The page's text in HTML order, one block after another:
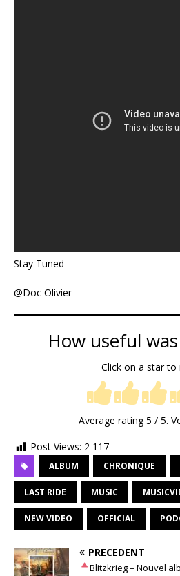
Stay Tuned
@Doc Olivier
How useful
Click on a star to
Average rating5 / 5.
Post Views: 2 117
ALBUM CHRONIQUE
LAST RIDE MUSIC
NEW VIDEO OFFICIAL
PRÉCÉDENT
Blitzkrieg – Nouvel